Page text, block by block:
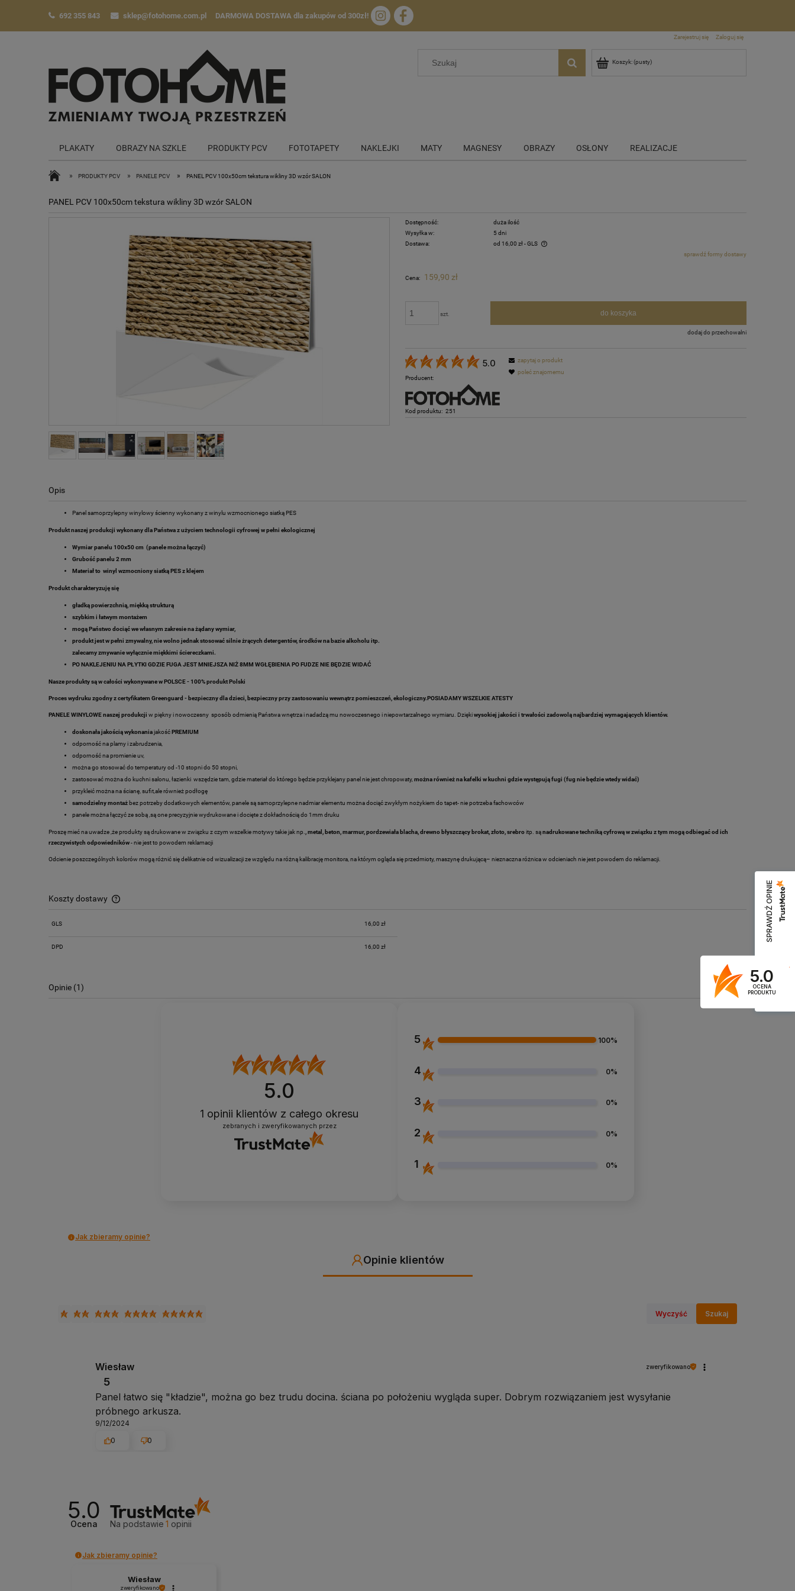
692 355 843 sklep@fotohome.com.pl DARMOWA DOSTAWA dla zakupów od 300zł!
Zarejestruj się Zaloguj się
Koszyk:(pusty)
PLAKATY OBRAZY NA SZKLE PRODUKTY PCV FOTOTAPETY NAKLEJKI MATY MAGNESY OBRAZY OSŁONY REALIZACJE
» PRODUKTY PCV » PANELE PCV » PANEL PCV 100x50cm tekstura wikliny 3D wzór SALON
PANEL PCV 100x50cm tekstura wikliny 3D wzór SALON
Dostępność:
duża ilość
Wysyłka w:
5 dni
Dostawa:
od 16,00 zł- GLS
płatności
sprawdź formy dostawy
Cena: 159,90 zł
szt. do koszyka
dodaj do przechowalni
5.0
Producent:
Kod produktu: 251
zapytaj o produkt
poleć znajomemu
Opis
Panel samoprzylepny winylowy ścienny wykonany z winylu wzmocnionego siatką PES
Produkt naszej produkcji wykonany dla Państwa z użyciem technologii cyfrowej w pełni ekologicznej
Wymiar panelu 100x50 cm (panele można łączyć)
Grubość panelu 2 mm
Materiał to winyl wzmocniony siatką PES z klejem
Produkt charakteryzuję się
gładką powierzchnią, miękką strukturą
szybkim i łatwym montażem
mogą Państwo dociąć we własnym zakresie na żądany wymiar,
produkt jest w pełni zmywalny, nie wolno jednak stosować silnie żrących detergentów, środków na bazie alkoholu itp.
zalecamy zmywanie wyłącznie miękkimi ściereczkami.
PO NAKLEJENIU NA PŁYTKI GDZIE FUGA JEST MNIEJSZA NIŻ 8MM WGŁĘBIENIA PO FUDZE NIE BĘDZIE WIDAĆ
Nasze produkty są w całości wykonywane w POLSCE - 100% produkt Polski
Proces wydruku zgodny z certyfikatem Greenguard - bezpieczny dla dzieci, bezpieczny przy zastosowaniu wewnątrz pomieszczeń, ekologiczny.POSIADAMY WSZELKIE ATESTY
PANELE WINYLOWE naszej produkcji w piękny i nowoczesny sposób odmienią Państwa wnętrza i nadadzą mu nowoczesnego i niepowtarzalnego wymiaru. Dziękiwysokiej jakości i trwałości zadowolą najbardziej wymagających klientów.
doskonała jakością wykonaniajakośćPREMIUM
odporność na plamy i zabrudzenia,
odporność na promienie uv,
można go stosować do temperatury od -10 stopni do 50 stopni,
zastosować można do kuchni salonu, łazienki wszędzie tam, gdzie materiał do którego będzie przyklejany panel nie jest chropowaty, można również na kafelki w kuchni gdzie występują fugi (fug nie będzie wtedy widać)
przykleić można na ścianę, sufit,ale również podłogę
samodzielny montaż bez potrzeby dodatkowych elementów, panele są samoprzylepne nadmiar elementu można dociąć zwykłym nożykiem do tapet- nie potrzeba fachowców
panele można łączyć ze sobą ,są one precyzyjnie wydrukowane i docięte z dokładnością do 1mm druku
Proszę mieć na uwadze ,że produkty są drukowane w związku z czym wszelkie motywy takie jak np. , metal, beton, marmur, pordzewiała blacha, drewno błyszczący brokat, złoto, srebroitp. sąnadrukowane techniką cyfrową w związku z tym mogą odbiegać od ich
rzeczywistych odpowiedników- nie jest to powodem reklamacji
Odcienie poszczególnych kolorów mogą różnić się delikatnie od wizualizacji ze względu na różną kalibrację monitora, na którym ogląda się przedmioty, maszynę drukującą– nieznaczna różnica w odcieniach nie jest powodem do reklamacji.
Koszty dostawy
GLS 16,00 zł
DPD 16,00 zł
Opinie (1)
5.0
1 opinii klientów z całego okresu
zebranych i zweryfikowanych przez
5 100%
4 0%
3 0%
2 0%
1 0%
Jak zbieramy opinie?
Opinie klientów
Wyczyść Szukaj
Wiesław zweryfikowano
5
Panel łatwo się "kładzie", można go bez trudu docina. ściana po położeniu wygląda super. Dobrym rozwiązaniem jest wysyłanie
próbnego arkusza.
9/12/2024
0
0
5.0
Ocena Na podstawie 1 opinii
Jak zbieramy opinie?
Wiesław
zweryfikowano
SPRAWDŹ OPINIE
4.9
5.0
OCENA
PRODUKTU